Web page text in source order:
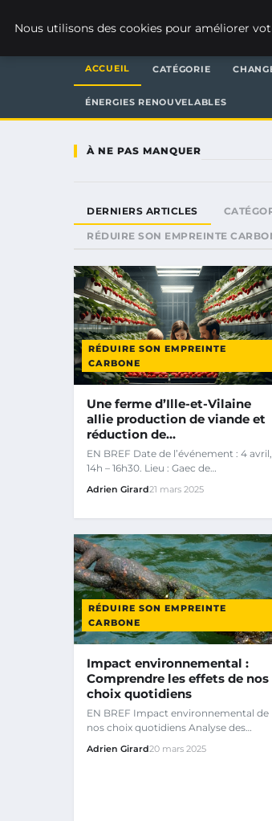
ACCUEIL CATÉGORIE
ÉNERGIES RENOUVELABLES
À NE PAS MANQUER
DERNIERS ARTICLES
RÉDUIRE SON EMPREINTE
RÉDUIRE SON EMPREINTE
CARBONE
Une ferme d’Ille-et-Vilaine
allie production de viande et
réduction de…
EN BREF Date de l’événement : 4 avril,
14h – 16h30. Lieu : Gaec de
Montbouard, Sens de Bretagne.
Adrien Girard21 mars 2025
RÉDUIRE SON EMPREINTE
CARBONE
Impact environnemental :
Comprendre les effets de nos
choix quotidiens
EN BREF Impact environnemental de
nos choix quotidiens Analyse des
effets de nos gestes sur la…
Adrien Girard20 mars 2025
Nous utilisons des cookies pour améliorer